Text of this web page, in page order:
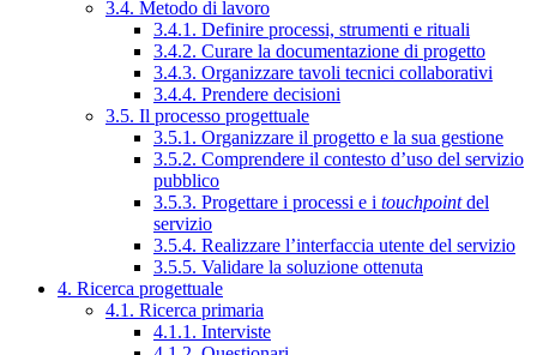
3.4. Metodo di lavoro
3.4.1. Definire processi, strumenti e rituali
3.4.2. Curare la documentazione di progetto
3.4.3. Organizzare tavoli tecnici collaborativi
3.4.4. Prendere decisioni
3.5. Il processo progettuale
3.5.1. Organizzare il progetto e la sua gestione
3.5.2. Comprendere il contesto d’uso del servizio
pubblico
3.5.3. Progettare i processi e i touchpointdel
servizio
3.5.4. Realizzare l’interfaccia utente del servizio
3.5.5. Validare la soluzione ottenuta
4. Ricerca progettuale
4.1. Ricerca primaria
4.1.1. Interviste